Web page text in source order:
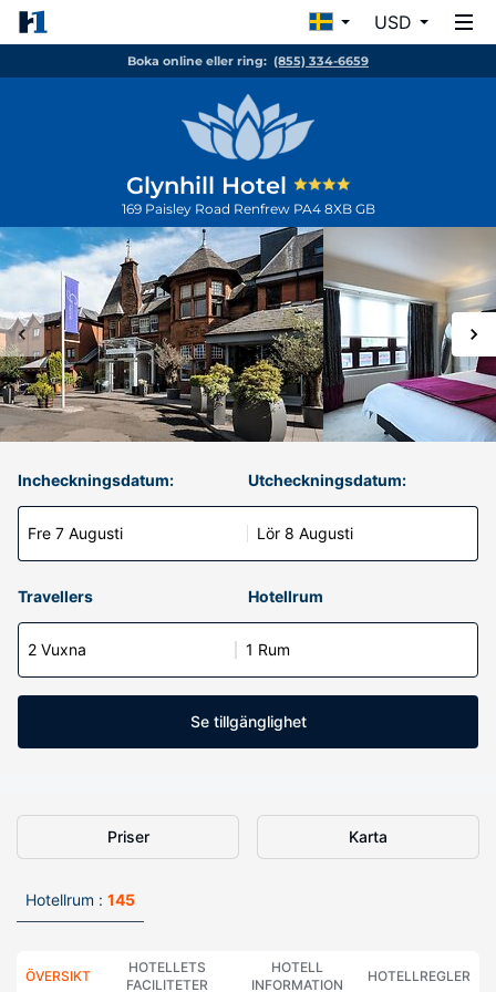
USD
Boka online eller ring: (855) 334-6659
Glynhill Hotel
169 Paisley Road Renfrew PA4 8XB GB
Incheckningsdatum:
Fre 7 Augusti
Utcheckningsdatum:
Lör 8 Augusti
Travellers Hotellrum
2 Vuxna 1 Rum
Se tillgänglighet
Priser Karta
Hotellrum : 145
ÖVERSIKT
HOTELLETS
FACILITETER
HOTELL
INFORMATION
HOTELLREGLER